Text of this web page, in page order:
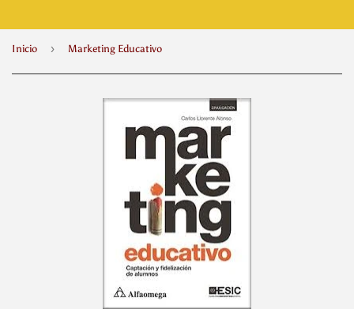
Inicio › Marketing Educativo